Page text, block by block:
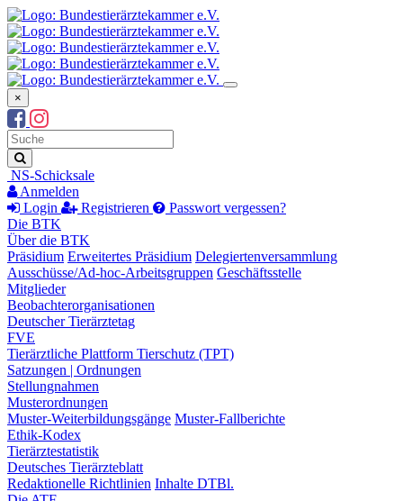
×
Suchbegriff
Suche
NS-Schicksale
Anmelden
Login
Registrieren
Passwort vergessen?
Die BTK
Über die BTK
Präsidium Erweitertes Präsidium Delegiertenversammlung
Ausschüsse/Ad-hoc-Arbeitsgruppen Geschäftsstelle
Mitglieder
Beobachterorganisationen
Deutscher Tierärztetag
FVE
Tierärztliche Plattform Tierschutz (TPT)
Satzungen | Ordnungen
Stellungnahmen
Musterordnungen
Muster-Weiterbildungsgänge Muster-Fallberichte
Ethik-Kodex
Tierärztestatistik
Deutsches Tierärzteblatt
Redaktionelle Richtlinien Inhalte DTBl.